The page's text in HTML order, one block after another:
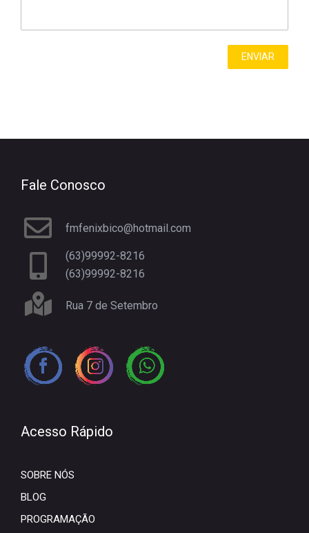
Fale Conosco
fmfenixbico@hotmail.com
(63)99992-8216
(63)99992-8216
Rua 7 de Setembro
Acesso Rápido
SOBRE NÓS
BLOG
PROGRAMAÇÃO